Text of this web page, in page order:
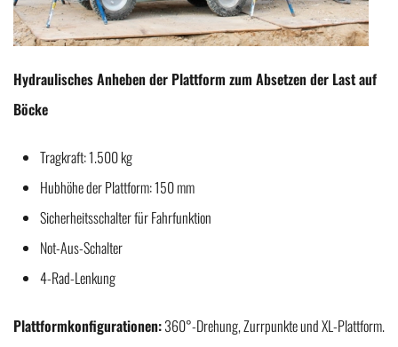
Hydraulisches Anheben der Plattform zum Absetzen der Last auf
Böcke
Tragkraft: 1.500 kg
Hubhöhe der Plattform: 150 mm
Sicherheitsschalter für Fahrfunktion
Not-Aus-Schalter
4-Rad-Lenkung
Plattformkonfigurationen:360°-Drehung, Zurrpunkte und XL-Plattform.